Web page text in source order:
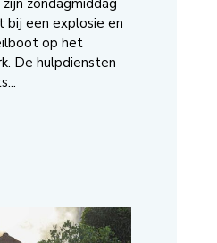
zondagmiddag
bij een explosie en
op het
De hulpdiensten